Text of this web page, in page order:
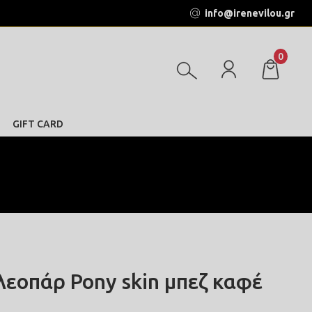
info@irenevilou.gr
0
GIFT CARD
Pony skin μπεζ καφέ